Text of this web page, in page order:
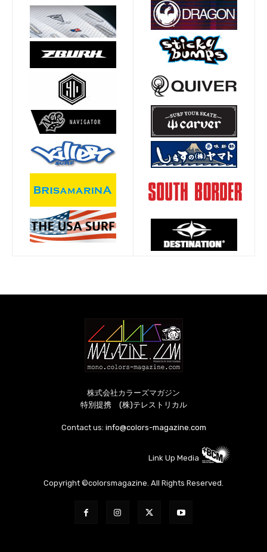
株式会社カラーズマガジン
特別提携 (株)テレストリカル
Contact us: info@colors-magazine.com
Link Up Media
Copyright ©colorsmagazine. All Rights Reserved.